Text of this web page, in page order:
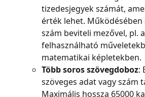
tizedesjegyek számát,
érték lehet. Működésében
szám beviteli mezővel, pl.
felhasználható
matematikai képletekben.
Több soros szövegdoboz:
szöveges adat vagy szám
Maximális hossza 65000